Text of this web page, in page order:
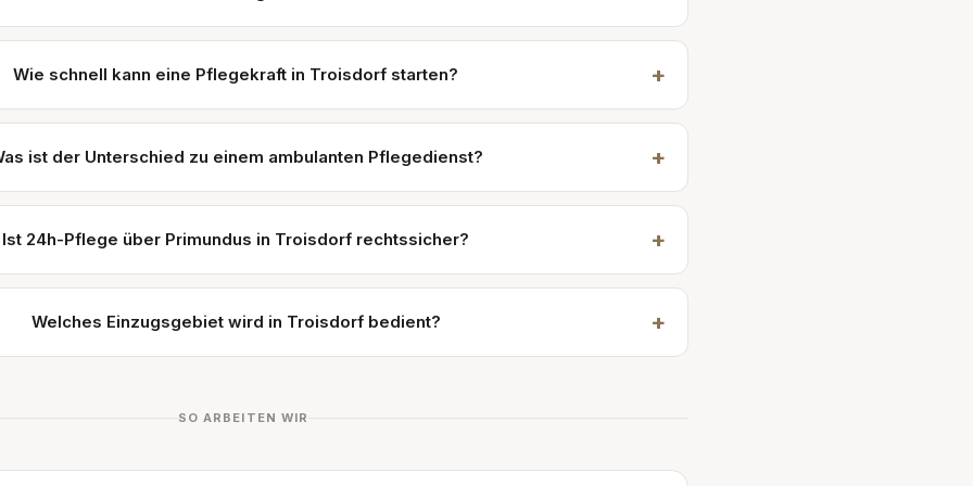
Wie schnell kann eine Pflegekraft in Troisdorf starten? +
ist der Unterschied zu einem ambulanten Pflegedienst? +
Ist 24h-Pflege über Primundus in Troisdorf rechtssicher? +
Welches Einzugsgebiet wird in Troisdorf bedient? +
SO ARBEITEN WIR